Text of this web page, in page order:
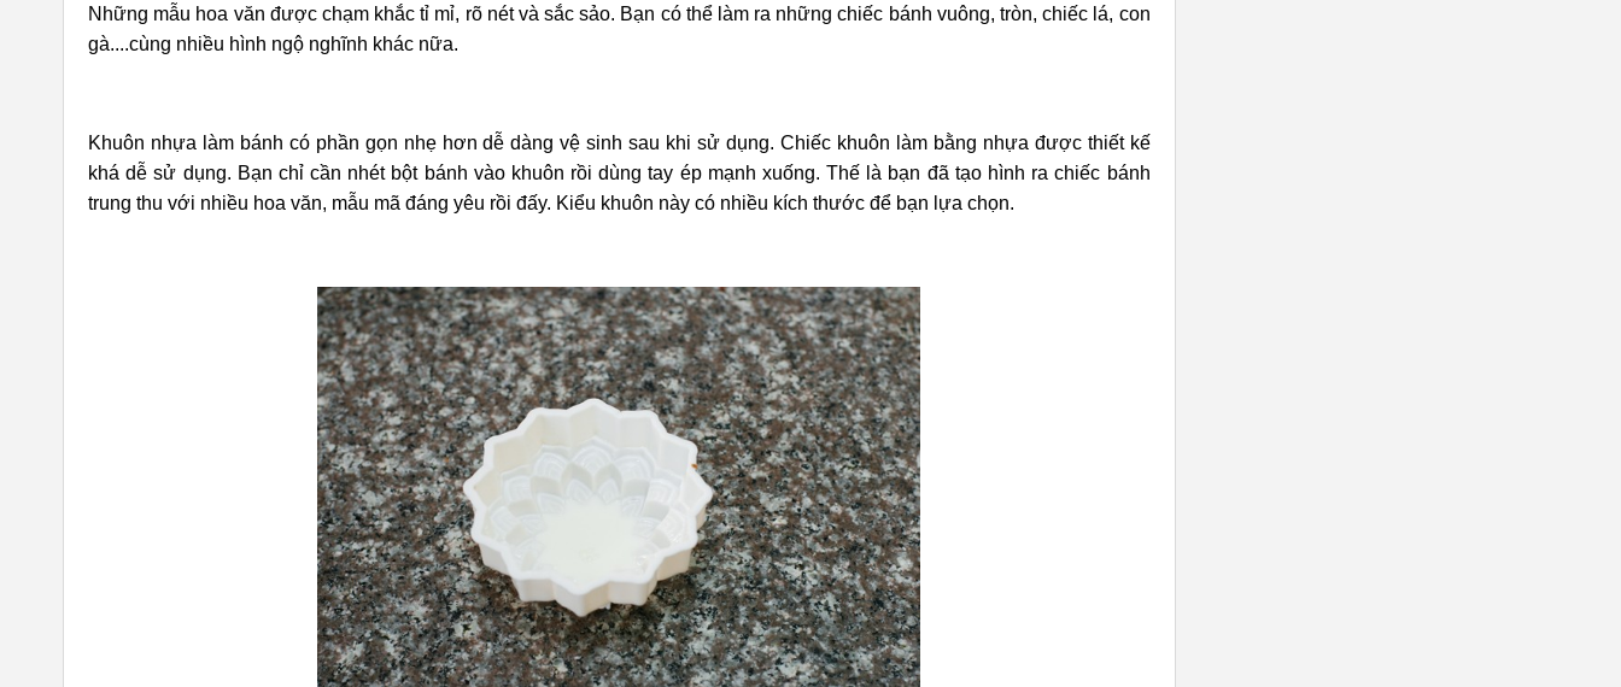
Những mẫu hoa văn được chạm khắc tỉ mỉ, rõ nét và sắc sảo. Bạn có thể làm ra những chiếc bánh vuông, tròn, chiếc lá, con
gà....cùng nhiều hình ngộ nghĩnh khác nữa.
Khuôn nhựa làm bánh có phần gọn nhẹ hơn dễ dàng vệ sinh sau khi sử dụng. Chiếc khuôn làm bằng nhựa được thiết kế
khá dễ sử dụng. Bạn chỉ cần nhét bột bánh vào khuôn rồi dùng tay ép mạnh xuống. Thế là bạn đã tạo hình ra chiếc bánh
trung thu với nhiều hoa văn, mẫu mã đáng yêu rồi đấy. Kiểu khuôn này có nhiều kích thước để bạn lựa chọn.